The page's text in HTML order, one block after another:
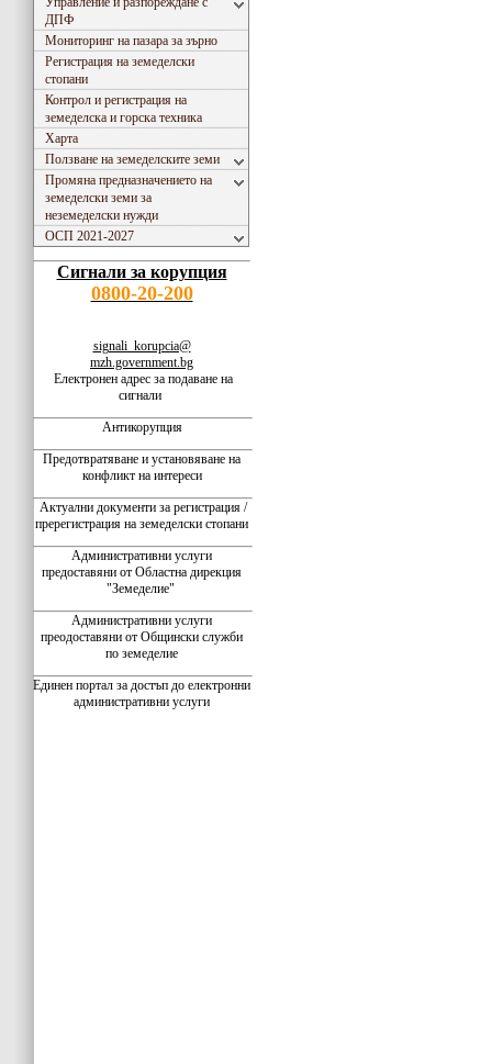
ДПФ
Мониторинг на пазара за зърно
Регистрация на земеделски
стопани
Контрол и регистрация на
земеделска и горска техника
Харта
Ползване на земеделските земи
Промяна предназначението на
земеделски земи за
неземеделски нужди
ОСП 2021-2027
Сигнали за корупция
0800-20-200
signali_korupcia@
mzh.government.bg
Електронен адрес за подаване на
сигнали
Антикорупция
Предотвратяване и установяване на
конфликт на интереси
Актуални документи за регистрация /
пререгистрация на земеделски стопани
Административни услуги
предоставяни от Областна дирекция
"Земеделие"
Административни услуги
преодоставяни от Общински служби
по земеделие
Единен портал за достъп до електронни
административни услуги